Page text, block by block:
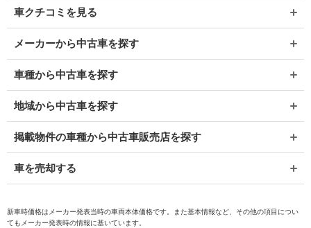
車クチコミを見る
メーカーから中古車を探す
車種から中古車を探す
地域から中古車を探す
掲載物件の車種から中古車販売店を探す
車を売却する
新車時価格はメーカー発表当時の車両本体価格です。また基本情報など、その他の項目につい
てもメーカー発表時の情報に基いています。